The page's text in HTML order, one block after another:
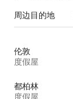
周边目的地
伦敦
度假屋
都柏林
度假屋